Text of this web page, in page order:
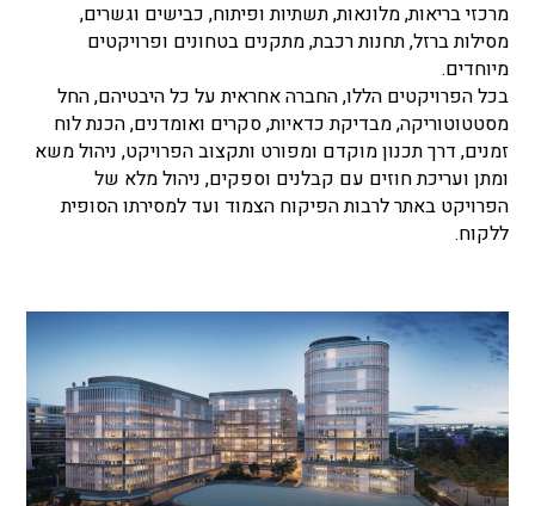
מרכזי בריאות, מלונאות, תשתיות ופיתוח, כבישים וגשרים,
מסילות ברזל, תחנות רכבת, מתקנים בטחונים ופרויקטים
מיוחדים.
בכל הפרויקטים הללו, החברה אחראית על כל היבטיהם, החל
מסטטוטוריקה, מבדיקת כדאיות, סקרים ואומדנים, הכנת לוח
זמנים, דרך תכנון מוקדם ומפורט ותקצוב הפרויקט, ניהול משא
ומתן ועריכת חוזים עם קבלנים וספקים, ניהול מלא של
הפרויקט באתר לרבות הפיקוח הצמוד ועד למסירתו הסופית
ללקוח.